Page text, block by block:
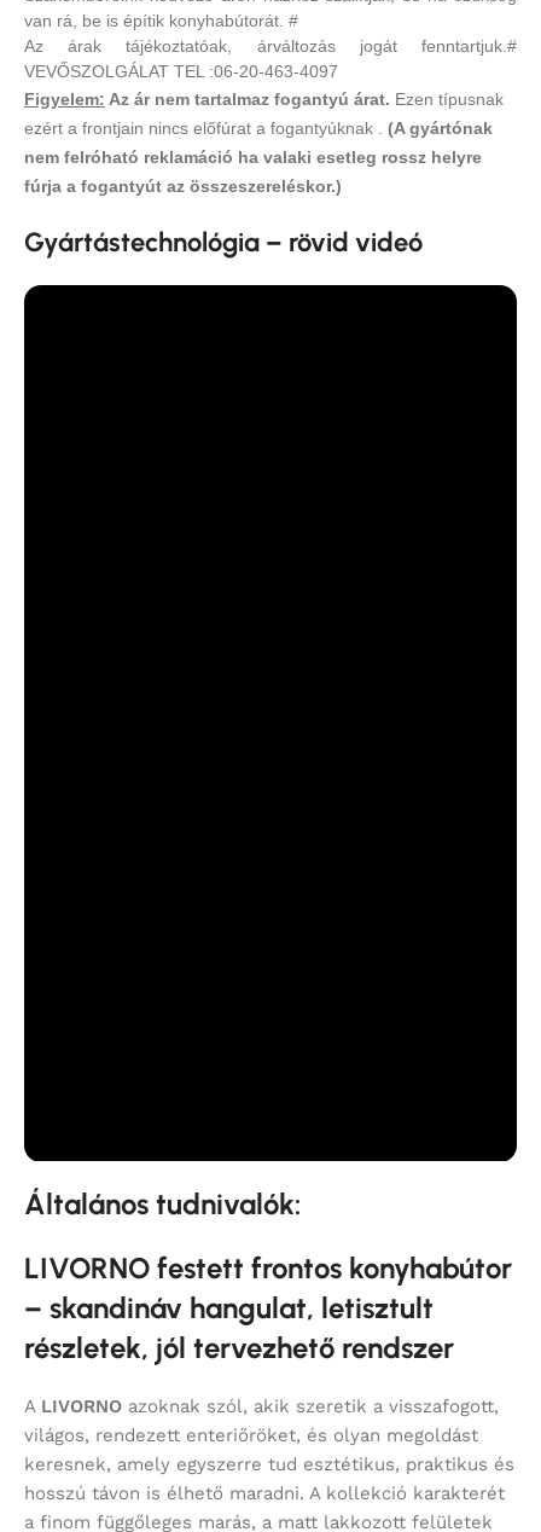
van rá, be is építik konyhabútorát. #
Az árak tájékoztatóak, árváltozás jogát fenntartjuk.#
VEVŐSZOLGÁLAT TEL :06-20-463-4097
Figyelem: Az ár nem tartalmaz fogantyú árat. Ezen típusnak
ezért a frontjain nincs előfúrat a fogantyúknak . (A gyártónak
nem felróható reklamáció ha valaki esetleg rossz helyre
fúrja a fogantyút az összeszereléskor.)
Gyártástechnológia – rövid videó
Általános tudnivalók:
LIVORNO festett frontos konyhabútor
– skandináv hangulat, letisztult
részletek, jól tervezhető rendszer
A LIVORNO azoknak szól, akik szeretik a visszafogott,
világos, rendezett enteriőröket, és olyan megoldást
keresnek, amely egyszerre tud esztétikus, praktikus és
hosszú távon is élhető maradni. A kollekció karakterét
a finom függőleges marás, a matt lakkozott felületek